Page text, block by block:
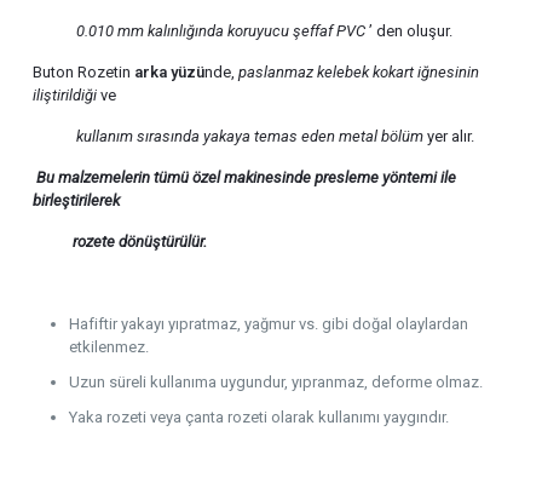
0.010 mm kalınlığındakoruyucu şeffaf PVC’ den oluşur.
Buton Rozetin arka yüzünde,paslanmaz kelebek kokart iğnesinin
iliştirildiği ve
kullanım sırasında yakaya temas eden metal bölüm yer alır.
Bu malzemelerin tümü özel makinesinde presleme yöntemi ile
birleştirilerek
rozetedönüştürülür.
Hafiftir yakayı yıpratmaz, yağmur vs. gibi doğal olaylardan
etkilenmez.
Uzun süreli kullanıma uygundur, yıpranmaz, deforme olmaz.
Yaka rozeti veya çanta rozeti olarak kullanımı yaygındır.